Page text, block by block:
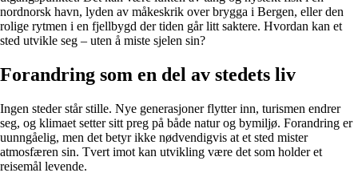
nordnorsk havn, lyden av måkeskrik over brygga i Bergen, eller den
rolige rytmen i en fjellbygd der tiden går litt saktere. Hvordan kan et
sted utvikle seg – uten å miste sjelen sin?
Forandring som en del av stedets liv
Ingen steder står stille. Nye generasjoner flytter inn, turismen endrer
seg, og klimaet setter sitt preg på både natur og bymiljø. Forandring er
uunngåelig, men det betyr ikke nødvendigvis at et sted mister
atmosfæren sin. Tvert imot kan utvikling være det som holder et
reisemål levende.